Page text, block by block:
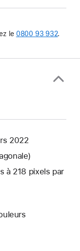
le 0800 93 932.
2022
à 218 pixels par